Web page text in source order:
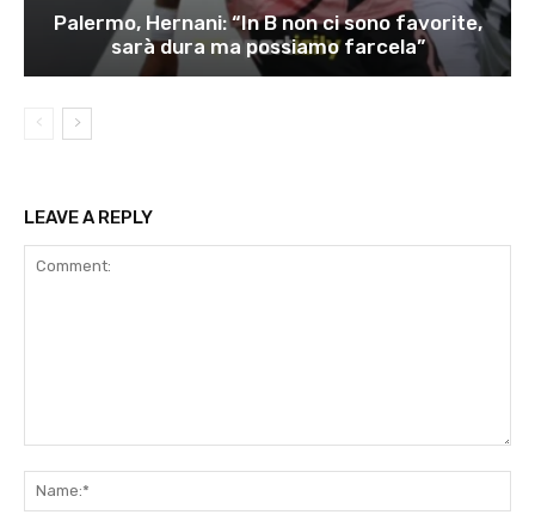
Palermo, Hernani: “In B non ci sono favorite,
sarà dura ma possiamo farcela”
LEAVE A REPLY